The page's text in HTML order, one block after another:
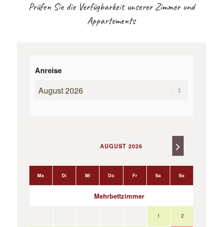
Prüfen Sie die Verfügbarkeit unserer Zimmer und
Appartements
Anreise
AUGUST 2026
Mo Di Mi Do Fr Sa So
Mehrbettzimmer
1 2